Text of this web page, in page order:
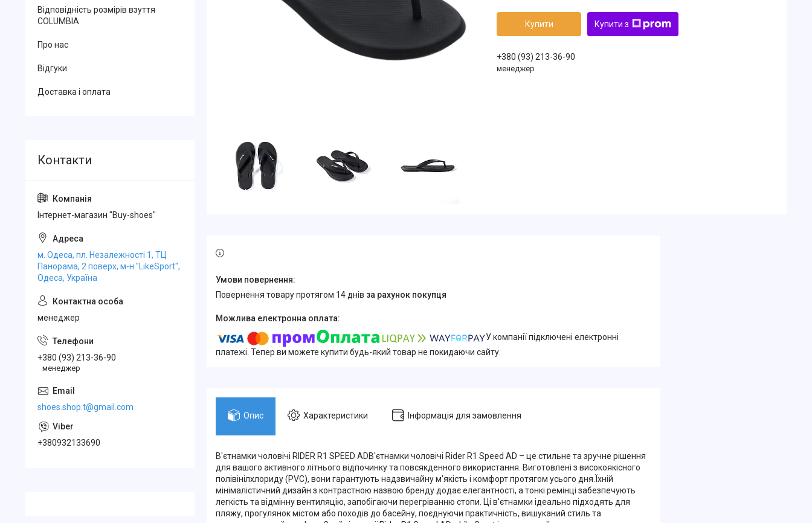
Купити Купити з
+380 (93) 213-36-90
менеджер
повернення товару протягом 14 днів за рахунок покупця
У компанії підключені електронні
платежі. Тепер ви можете купити будь-який товар не покидаючи сайту.
Опис Характеристики Інформація для замовлення
В'єтнамки чоловічі RIDER R1 SPEED ADВ'єтнамки чоловічі Rider R1 Speed AD – це стильне та зручне рішення
для вашого активного літнього відпочинку та повсякденного використання. Виготовлені з високоякісного
полівінілхлориду (PVC), вони гарантують надзвичайну м'якість і комфорт протягом усього дня.Їхній
мінімалістичний дизайн з контрастною назвою бренду додає елегантності, а тонкі ремінці забезпечують
легкість та відмінну вентиляцію, запобігаючи перегріванню стопи. Ці в'єтнамки ідеально підходять для
пляжу, прогулянок містом або походів до басейну, поєднуючи практичність, вишуканий стиль та
Відповідність розмірів взуття
COLUMBIA
Про нас
Відгуки
Доставка і оплата
Інтернет-магазин "Buy-shoes"
м. Одеса, пл. Незалежності 1, ТЦ
Панорама, 2 поверх, м-н "LikeSport",
Одеса, Україна
менеджер
+380 (93) 213-36-90
менеджер
shoes.shop.t@gmail.com
+380932133690